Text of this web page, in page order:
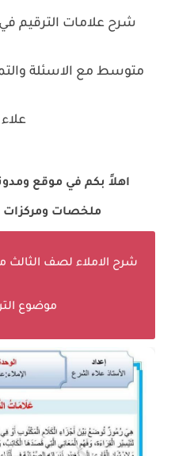
شرح علامات الترقيم
متوسط مع الاسئلة
اهلاً بكم في موقع
ملخصات
شرح الاملاء لصف الثالث
موضوع